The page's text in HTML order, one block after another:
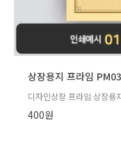
상장용지 프라임
디자인상장 프라임 상장용
400원